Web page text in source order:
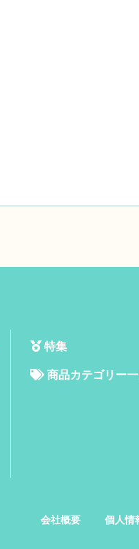
特集
商品カテゴリー
会社概要 個人情